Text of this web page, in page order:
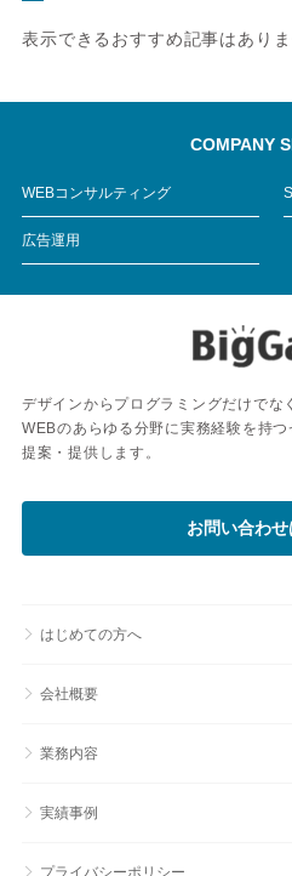
表示できるおすすめ記事はありま
COMPANY
WEBコンサルティング
広告運用
デザインからプログラミングだけでな
WEBのあらゆる分野に実務経験を持
提案・提供します。
お問い合わ
はじめての方へ
会社概要
業務内容
実績事例